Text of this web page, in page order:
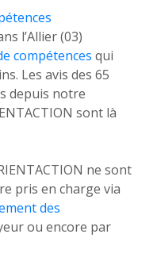
l’Allier (03)
compétences qui
Les avis des 65
depuis notre
sont là
ne sont
pris en charge via
des
ou encore par